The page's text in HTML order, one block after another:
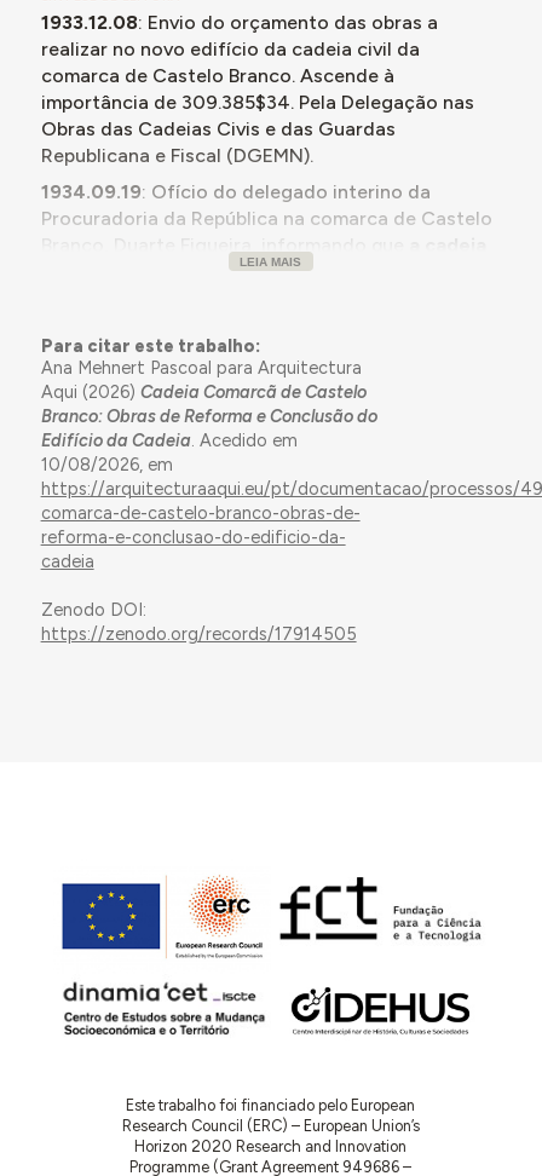
1933.12.08: Envio do orçamento das obras a
realizar no novo edifício da cadeia civil da
comarca de Castelo Branco. Ascende à
importância de 309.385$34. Pela Delegação nas
Obras das Cadeias Civis e das Guardas
Republicana e Fiscal (DGEMN).
1934.09.19: Ofício do delegado interino da
Procuradoria da República na comarca de Castelo
não oferece condições de segurança
providencie junto das entidades competentes
remédio para este problema.
1938.05.10: O Presidente da Câmara Municipal de
Castelo Branco (CMCB), Augusto Duarte Beirão,
roga ao engenheiro diretor geral dos Edifícios e
Monumentos Nacionais (DGEMN) que sepromova
rapidamente a conclusão das obras da nova
cadeia civil da comarca, também solicitada pelo
Ministro da Justiça.
seja prejudicada pelos temporais a obra de
pedreiro há bastantes anos concluída”.
1940.12.14: O diretor geral da DGEMN autoriza o
abono de 15.000$00 a favor do arquiteto autor do
projeto de reforma e conclusão do edifício da
1940.12.13: Mascarenhas Inglês, engenheiro
delegado nas Obras de Edifícios de Cadeias, das
conclusão do edifício da cadeia de Castelo
Branco, elaborado pela Comissão das
Construções Prisionais. O orçamento importa em
LEIA MAIS
Para citar este trabalho:
Ana Mehnert Pascoal para Arquitectura
Aqui (2026) Cadeia Comarcã de Castelo
Branco: Obras de Reforma e Conclusão do
Edifício da Cadeia. Acedido em
10/08/2026, em
https://arquitecturaaqui.eu/pt/documentacao/processos/
comarca-de-castelo-branco-obras-de-
reforma-e-conclusao-do-edificio-da-
cadeia
Zenodo DOI:
https://zenodo.org/records/17914505
Este trabalho foi financiado pelo European
Research Council (ERC) – European Union’s
Horizon 2020 Research and Innovation
Programme (Grant Agreement 949686 –